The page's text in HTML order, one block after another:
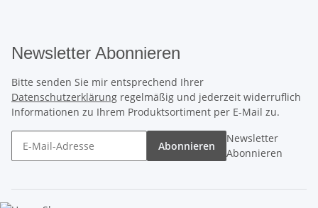
Newsletter Abonnieren
Bitte senden Sie mir entsprechend Ihrer
Datenschutzerklärung regelmäßig und jederzeit widerruflich
Informationen zu Ihrem Produktsortiment per E-Mail zu.
Abonnieren
Newsletter
Abonnieren